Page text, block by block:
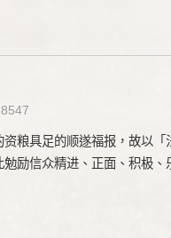
粮具足的顺遂福报，故以「
励信众精进、正面、积极、